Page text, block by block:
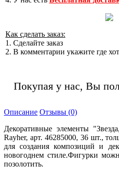
Как сделать заказ:
1. Сделайте заказ
2. В комментарии укажите где
Покупая у нас, Вы
Описание Отзывы (0)
Декоративные элементы
Rayher, арт. 46285000, 36 шт.,
для создания композиций и
новогоднем стиле.Фигурки
позолотить.